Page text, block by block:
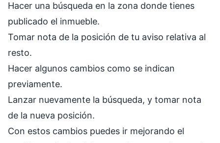
Hacer una búsqueda en la zona donde tienes
publicado el inmueble.
Tomar nota de la posición de tu aviso relativa al
resto.
Hacer algunos cambios como se indican
previamente.
Lanzar nuevamente la búsqueda, y tomar nota
de la nueva posición.
Con estos cambios puedes ir mejorando el